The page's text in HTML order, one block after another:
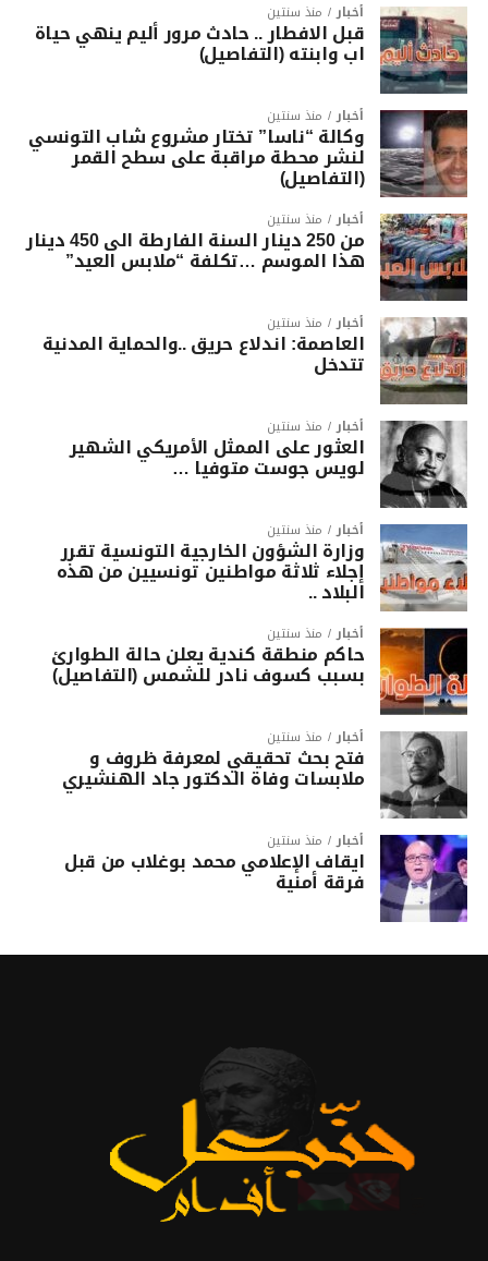
أخبار منذ سنتين
قبل الافطار .. حادث مرور أليم ينهي حياة
اب وابنته (التفاصيل)
أخبار منذ سنتين
وكالة “ناسا” تختار مشروع شاب التونسي
لنشر محطة مراقبة على سطح القمر
(التفاصيل)
أخبار منذ سنتين
من 250 دينار السنة الفارطة الى 450 دينار
هذا الموسم …تكلفة “ملابس العيد”
أخبار منذ سنتين
العاصمة: اندلاع حريق ..والحماية المدنية
تتدخل
أخبار منذ سنتين
العثور على الممثل الأمريكي الشهير
لويس جوست متوفيا …
أخبار منذ سنتين
وزارة الشؤون الخارجية التونسية تقرر
إجلاء ثلاثة مواطنين تونسيين من هذه
البلاد ..
أخبار منذ سنتين
حاكم منطقة كندية يعلن حالة الطوارئ
بسبب كسوف نادر للشمس (التفاصيل)
أخبار منذ سنتين
فتح بحث تحقيقي لمعرفة ظروف و
ملابسات وفاة الدكتور جاد الهنشيري
أخبار منذ سنتين
ايقاف الإعلامي محمد بوغلاب من قبل
فرقة أمنية